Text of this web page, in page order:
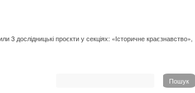
3 дослідницькі проєкти у секціях: «Історичне краєзнавство»,
Пошук